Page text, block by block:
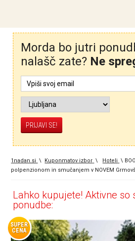
Morda bo jutri
nalašč zate? Ne
1nadan.si \ Kuponmatov izbor \ Hoteli \
polpenzionom in smučanjem v NOVEM
Lahko kupujete! Aktivne so
ponudbe:
SUPER
CENA